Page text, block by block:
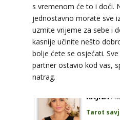
s vremenom će to i doći.
jednostavno morate sve
uzmite vrijeme za sebe i
kasnije učinite nešto
bolje ćete se osjećati.
partner ostavio kod vas,
natrag.
TEHNIKE:visak, tarot,
predviđanja
Broj tel:
tel:0,93€ -
Tarot